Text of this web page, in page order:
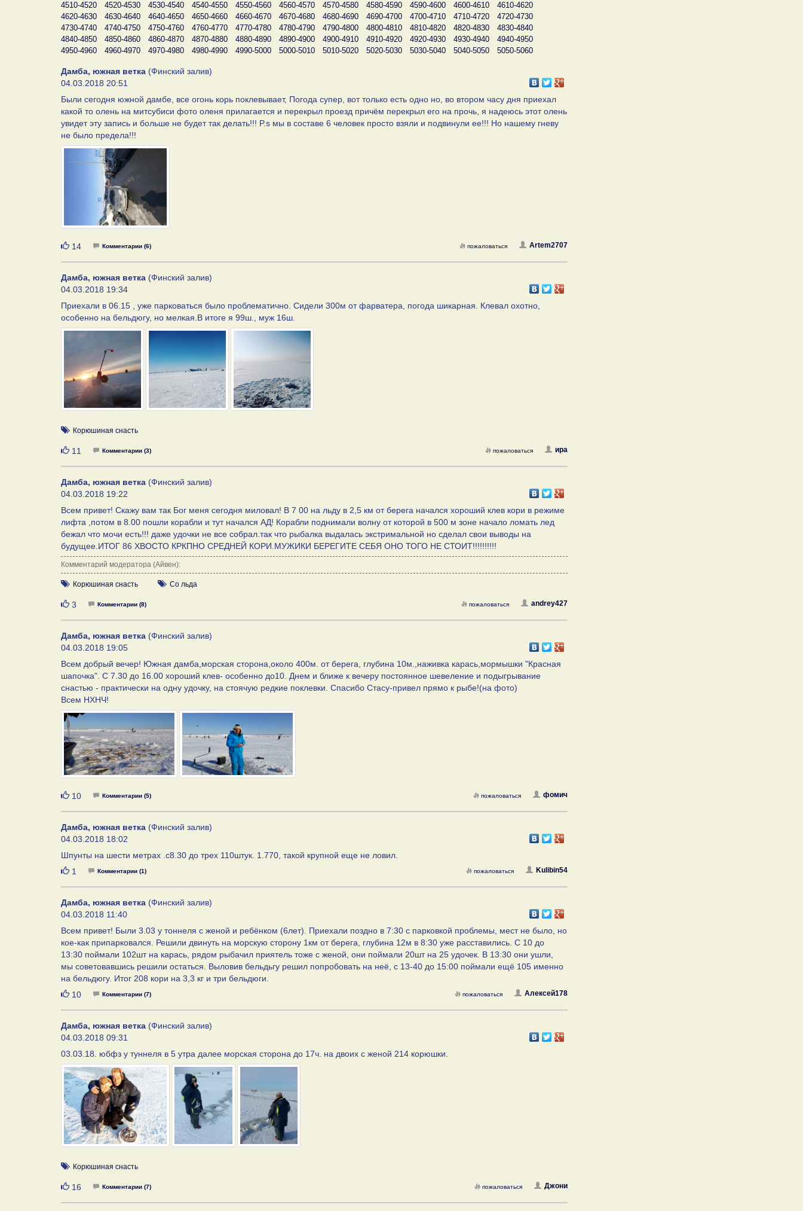
4510-4520
4520-4530 4530-4540 4540-4550 4550-4560 4560-4570 4570-4580 4580-4590 4590-4600 4600-4610
4610-4620
4620-4630
4630-4640 4640-4650 4650-4660 4660-4670 4670-4680 4680-4690 4690-4700 4700-4710 4710-4720
4720-4730
4730-4740
4740-4750 4750-4760 4760-4770 4770-4780 4780-4790 4790-4800 4800-4810 4810-4820 4820-4830
4830-4840
4840-4850
4850-4860 4860-4870 4870-4880 4880-4890 4890-4900 4900-4910 4910-4920 4920-4930 4930-4940
4940-4950
4950-4960
4960-4970 4970-4980 4980-4990 4990-5000 5000-5010 5010-5020 5020-5030 5030-5040 5040-5050 5050-5060
Дамба, южная ветка (Финский залив)
04.03.2018 20:51
Были сегодня южной дамбе, все огонь корь поклевывает, Погода супер, вот только есть одно но, во втором часу дня приехал
какой то олень на митсубиси фото оленя прилагается и перекрыл проезд причём перекрыл его на прочь, я надеюсь этот олень
увидет эту запись и больше не будет так делать!!! P.s мы в составе 6 человек просто взяли и подвинули ее!!! Но нашему гневу
не было предела!!!
Нравится
14 Комментарии (6) Artem2707
пожаловаться
Дамба, южная ветка (Финский залив)
04.03.2018 19:34
Приехали в 06.15 , уже парковаться было проблематично. Сидели 300м от фарватера, погода шикарная. Клевал охотно,
особенно на бельдюгу, но мелкая.В итоге я 99ш., муж 16ш.
Корюшиная снасть
Нравится
11 Комментарии (3) ира
пожаловаться
Дамба, южная ветка (Финский залив)
04.03.2018 19:22
Всем привет! Скажу вам так Бог меня сегодня миловал! В 7 00 на льду в 2,5 км от берега начался хороший клев кори в режиме
лифта ,потом в 8.00 пошли корабли и тут начался АД! Корабли поднимали волну от которой в 500 м зоне начало ломать лед
бежал что мочи есть!!! даже удочки не все собрал.так что рыбалка выдалась экстримальной но сделал свои выводы на
будущее.ИТОГ 86 ХВОСТО КРКПНО СРЕДНЕЙ КОРИ.МУЖИКИ БЕРЕГИТЕ СЕБЯ ОНО ТОГО НЕ СТОИТ!!!!!!!!!!
Комментарий модератора (Айвен):
Корюшиная снасть Со льда
Нравится
3 Комментарии (8) аndrey427
пожаловаться
Дамба, южная ветка (Финский залив)
04.03.2018 19:05
Всем добрый вечер! Южная дамба,морская сторона,около 400м. от берега, глубина 10м.,наживка карась,мормышки "Красная
шапочка". С 7.30 до 16.00 хороший клев- особенно до10. Днем и ближе к вечеру постоянное шевеление и подыгрывание
снастью - практически на одну удочку, на стоячую редкие поклевки. Спасибо Стасу-привел прямо к рыбе!(на фото)
Всем НХНЧ!
Нравится
10 Комментарии (5) фомич
пожаловаться
Дамба, южная ветка (Финский залив)
04.03.2018 18:02
Шпунты на шести метрах .с8.30 до трех 110штук. 1.770, такой крупной еще не ловил.
Нравится
1 Комментарии (1) Kulibin54
пожаловаться
Дамба, южная ветка (Финский залив)
04.03.2018 11:40
Всем привет! Были 3.03 у тоннеля с женой и ребёнком (6лет). Приехали поздно в 7:30 с парковкой проблемы, мест не было, но
кое-как припарковался. Решили двинуть на морскую сторону 1км от берега, глубина 12м в 8:30 уже расставились. С 10 до
13:30 поймали 102шт на карась, рядом рыбачил приятель тоже с женой, они поймали 20шт на 25 удочек. В 13:30 они ушли,
мы советовавшись решили остаться. Выловив бельдьгу решил попробовать на неё, с 13-40 до 15:00 поймали ещё 105 именно
на бельдюгу. Итог 208 кори на 3,3 кг и три бельдюги.
Нравится
10 Комментарии (7) Алексей178
пожаловаться
Дамба, южная ветка (Финский залив)
04.03.2018 09:31
03.03.18. юбфз у туннеля в 5 утра далее морская сторона до 17ч. на двоих с женой 214 корюшки.
Корюшиная снасть
Нравится
16 Комментарии (7) Джони
пожаловаться